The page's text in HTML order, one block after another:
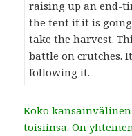
raising up an end-
the tent if it is
take the harvest.
battle on crutches.
following it.
Koko
toisiinsa. On